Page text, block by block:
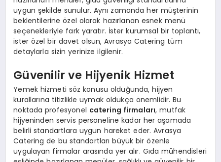
uygun şekilde sunulur. Aynı zamanda her müşterinin
beklentilerine özel olarak hazırlanan esnek menü
seçenekleriyle fark yaratır. İster kurumsal bir toplantı,
ister özel bir davet olsun, Avrasya Catering tüm
detaylarla sizin yerinize ilgilenir.
Güvenilir ve Hijyenik Hizmet
Yemek hizmeti söz konusu olduğunda, hijyen
kurallarına titizlikle uymak oldukça önemlidir. Bu
noktada profesyonel catering firmaları, mutfak
hijyeninden servis personeline kadar her aşamada
belirli standartlara uygun hareket eder. Avrasya
Catering de bu standartları büyük bir özenle
uygulayan firmalar arasında yer alır. Gıda mühendisleri